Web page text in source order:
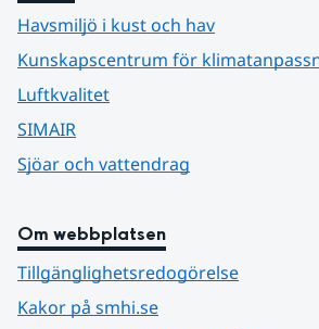
Havsmiljö i kust och hav
Kunskapscentrum för
Luftkvalitet
SIMAIR
Sjöar och vattendrag
Om webbplatsen
Tillgänglighetsredogörelse
Kakor på smhi.se